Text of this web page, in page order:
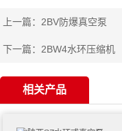
上一篇： 2BV防爆真空泵
下一篇： 2BW4水环压缩机
相关产品